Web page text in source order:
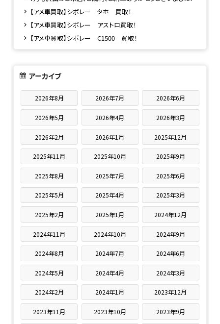
【アメ車買取】シボレー タホ 買取！
【アメ車買取】シボレー アストロ買取！
【アメ車買取】シボレー C1500 買取！
アーカイブ
2026年8月 2026年7月 2026年6月
2026年5月 2026年4月 2026年3月
2026年2月 2026年1月 2025年12月
2025年11月 2025年10月 2025年9月
2025年8月 2025年7月 2025年6月
2025年5月 2025年4月 2025年3月
2025年2月 2025年1月 2024年12月
2024年11月 2024年10月 2024年9月
2024年8月 2024年7月 2024年6月
2024年5月 2024年4月 2024年3月
2024年2月 2024年1月 2023年12月
2023年11月 2023年10月 2023年9月